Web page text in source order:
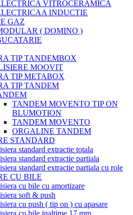
VITROCERAMICA
INDUCTIE
GAZ
( DOMINO )
TIP TANDEMBOX
MOOVIT
TIP METABOX
TIP TANDEM
TANDEM MOVENTO TIP ON
BLUMOTION
TANDEM MOVENTO
ORGALINE TANDEM
STANDARD
standard extractie totala
standard extractie partiala
standard extractie partiala cu role
CU BILE
cu bile cu amortizare
soft & push
cu push ( tip on ) cu apasare
cu bile inaltime 17 mm